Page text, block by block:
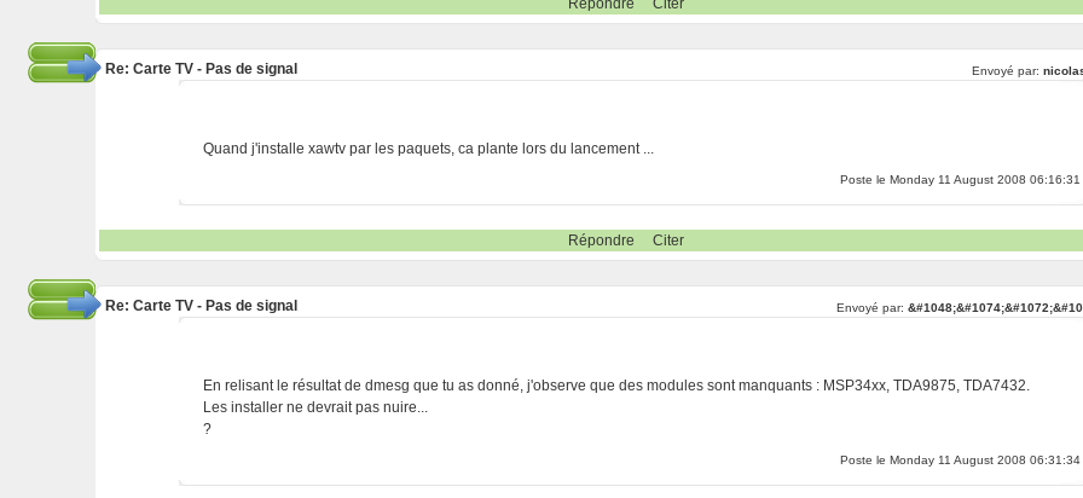
Répondre Citer
Re: Carte TV - Pas de signal Envoyé par:
Quand j'installe xawtv par les paquets, ca plante lors du lancement ...
Poste le Monday 11 August 2008 06:16:31
Répondre Citer
Re: Carte TV - Pas de signal Envoyé par:
En relisant le résultat de dmesg que tu as donné, j'observe que des modules sont manquants : MSP34xx, TDA9875, TDA7432.
Les installer ne devrait pas nuire...
?
Poste le Monday 11 August 2008 06:31:34